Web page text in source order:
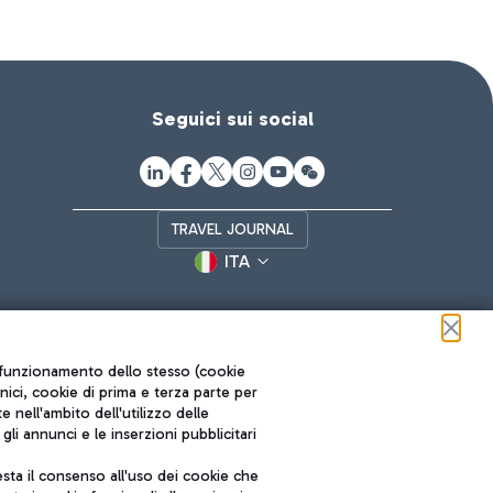
Seguici sui social
TRAVEL JOURNAL
ITA
Roma FCO
dello stesso (cookie
cookie di prima e terza parte per
nell'ambito dell'utilizzo delle
annunci e le inserzioni pubblicitari
il consenso all'uso dei cookie che